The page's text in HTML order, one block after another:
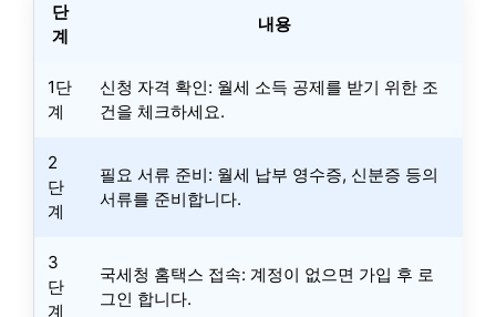
단
계
내용
1단
계
신청 자격 확인: 월세 소득 공제를 받기 위한 조
건을 체크하세요.
2
단
계
필요 서류 준비: 월세 납부 영수증, 신분증 등의
서류를 준비합니다.
3
단
계
국세청 홈택스 접속: 계정이 없으면 가입 후 로
그인 합니다.